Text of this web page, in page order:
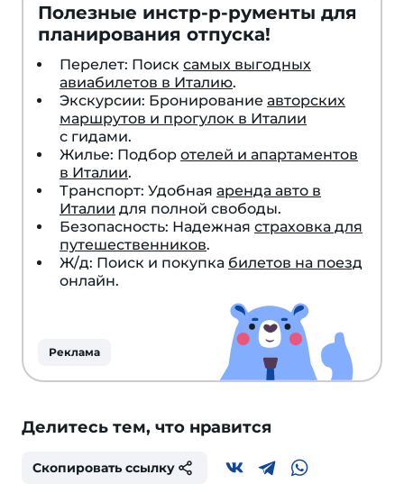
Полезные инстр-р-рументы для
планирования отпуска!
Перелет: Поиск самых выгодных
авиабилетов в Италию.
Экскурсии: Бронирование авторских
маршрутов и прогулок в Италии
с гидами.
Жилье: Подбор отелей и апартаментов
в Италии.
Транспорт: Удобная аренда авто в
Италии для полной свободы.
Безопасность: Надежная страховка для
путешественников.
Ж/д: Поиск и покупка билетов на поезд
онлайн.
Реклама
Делитесь тем, что нравится
Скопировать ссылку